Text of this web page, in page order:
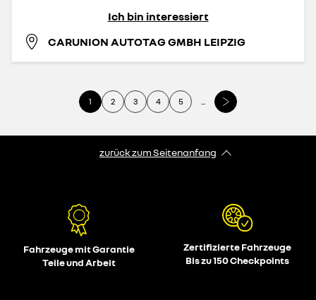
Ich bin interessiert
CARUNION AUTOTAG GMBH LEIPZIG
1 2 3 4 5 ...
zurück zum Seitenanfang
Fahrzeuge mit Garantie
Teile und Arbeit
Zertifizierte Fahrzeuge
Bis zu 150 Checkpoints